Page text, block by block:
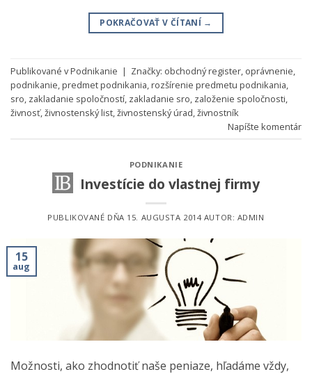
POKRAČOVAŤ V ČÍTANÍ →
Publikované vPodnikanie | Značky: obchodný register, oprávnenie,
podnikanie,predmet podnikania,rozšírenie predmetu podnikania,
sro, zakladanie spoločností, zakladanie sro, založenie spoločnosti,
živnosť,živnostenský list,živnostenský úrad,živnostník
Napíšte komentár
PODNIKANIE
Investície do vlastnej firmy
PUBLIKOVANÉ DŇA 15. AUGUSTA 2014AUTOR: ADMIN
15
aug
Možnosti, ako zhodnotiť naše peniaze, hľadáme vždy,